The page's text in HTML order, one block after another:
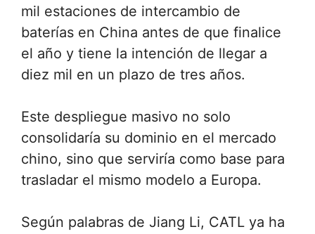
mil estaciones de intercambio de
baterías en China antes de que finalice
el año y tiene la intención de llegar a
diez mil en un plazo de tres años.
Este despliegue masivo no solo
consolidaría su dominio en el mercado
chino, sino que serviría como base para
trasladar el mismo modelo a Europa.
Según palabras de Jiang Li, CATL ya ha